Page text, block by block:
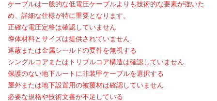
ケーブルは一般的な低電圧ケーブルよりも技術的な要素が強いた
め、詳細な仕様が特に重要となります。
正確な電圧定格は確認していません
導体材料とサイズは提供されていません
遮蔽または金属シールドの要件を無視する
シングルコアまたはトリプルコア構造は確認していません
保護のない地下ルートに非装甲ケーブルを選択する
屋外または地下設置用の被覆材は確認していません
必要な規格や技術文書が不足している